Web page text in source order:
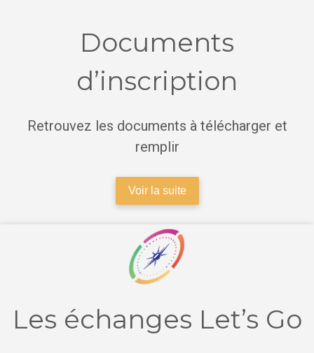
Documents
d’inscription
Retrouvez les documents à télécharger et
remplir
Voir la suite
Les échanges Let’s Go